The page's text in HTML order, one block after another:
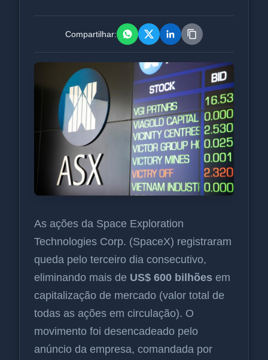
Compartilhar:
As ações da Space Exploration
Technologies Corp. (SpaceX) registraram
queda pelo terceiro dia consecutivo,
eliminando mais de US$ 600 bilhões em
capitalização de mercado (valor total de
todas as ações em circulação). O
movimento foi desencadeado pelo
anúncio da empresa, comandada por